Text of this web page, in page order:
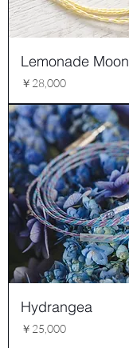
Lemonade Moon
価格
￥28,000
Hydrangea
価格
￥25,000